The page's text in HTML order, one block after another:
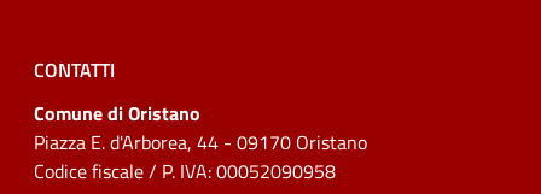
CONTATTI
Comune di Oristano
Piazza E. d'Arborea, 44 - 09170 Oristano
Codice fiscale / P. IVA: 00052090958